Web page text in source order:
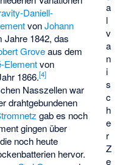
a
l
v
a
n
i
s
c
h
e
r
Z
e
Daniell-
vonJohann
Jahre 1842, das
Groveaus dem
Elementvon
1866.[4]
Nasszellen war
drahtgebundenen
gab es noch
gingen über
noch heute
hervor.